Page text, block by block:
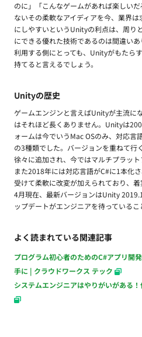
のに」「こんなゲームがあれば楽しい
ないその柔軟なアイディアを今、業界
にしやすいというUnityの利点は、周り
にできる優れた技術であるのは間違い
利用する側にとっても、Unityがもたら
持てると言えるでしょう。
Unityの歴史
ゲームエンジンと言えばUnityが主流に
はそれほど長くありません。Unityは
ォームは今でいうMac OSのみ、対応
の3種類でした。バージョンを重ねて行
徐々に追加され、今ではマルチプラット
また2018年には対応言語がC#に1本化
受けて柔軟に改変が加えられており、
4月現在、最新バージョンはUnity
ップデートがエンジニアを待っているこ
よく読まれている関連記事
プログラム初心者のためのC#アプリ開
手に | クラウドワークス テック
システムエンジニアはやりがいがある